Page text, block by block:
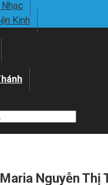
Nhạc
Kinh
Nguyễn Thị